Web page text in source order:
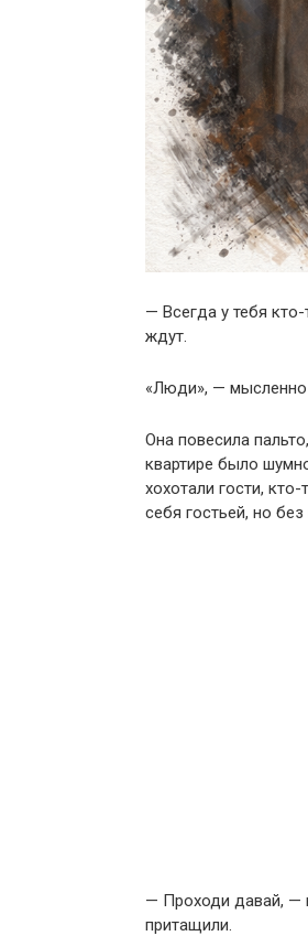
— Всегда у тебя
ждут.
«Люди», — мысленно
Она повесила
квартире было
хохотали гости,
себя гостьей, но без
— Проходи давай, —
притащили.